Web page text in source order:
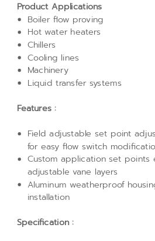
Product Applications
Boiler flow proving
Hot water heaters
Chillers
Cooling lines
Machinery
Liquid transfer systems
Features :
Field adjustable set point
for easy flow switch
Custom application set points
adjustable vane layers
Aluminum weatherproof
installation
Specification :